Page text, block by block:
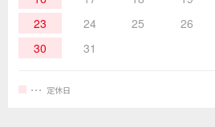
23
24 25 26
30
31
定休日